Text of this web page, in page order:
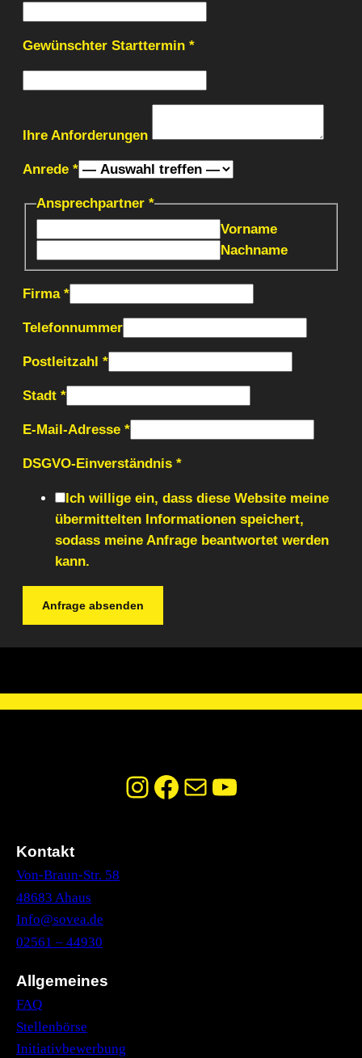
Gewünschter Starttermin *
Ihre Anforderungen
Anrede *
Ansprechpartner *
Vorname
Nachname
Firma *
Telefonnummer
Postleitzahl *
Stadt *
E-Mail-Adresse *
Stadt
DSGVO-Einverständnis *
Ich willige ein, dass diese Website meine
übermittelten Informationen speichert,
sodass meine Anfrage beantwortet werden
kann.
Anfrage absenden
Kontakt
Von-Braun-Str. 58
48683 Ahaus
Info@sovea.de
02561 – 44930
Allgemeines
FAQ
Stellenbörse
Initiativbewerbung